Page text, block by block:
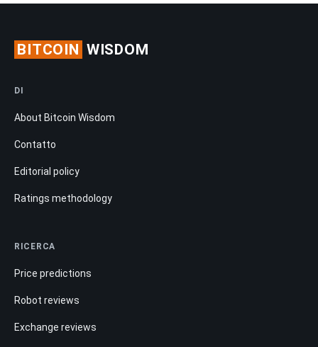
BITCOIN WISDOM
DI
About Bitcoin Wisdom
Contatto
Editorial policy
Ratings methodology
RICERCA
Price predictions
Robot reviews
Exchange reviews